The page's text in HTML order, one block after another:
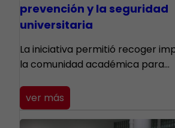
prevención y la seguridad
universitaria
La iniciativa permitió recoger
la comunidad académica para…
ver más